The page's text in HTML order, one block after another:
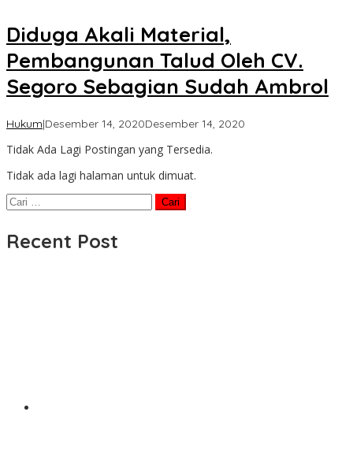
Diduga Akali Material,
Pembangunan Talud Oleh CV.
Segoro Sebagian Sudah Ambrol
Hukum|Desember 14, 2020Desember 14, 2020
Tidak Ada Lagi Postingan yang Tersedia.
Tidak ada lagi halaman untuk dimuat.
Cari
untuk:
Recent Post